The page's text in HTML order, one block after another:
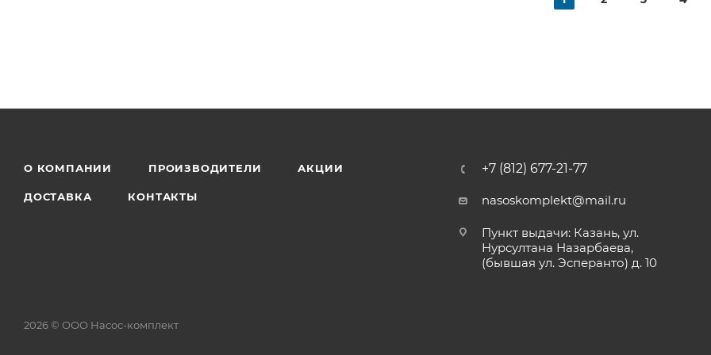
О КОМПАНИИ ПРОИЗВОДИТЕЛИ АКЦИИ
ДОСТАВКА КОНТАКТЫ
+7 (812) 677-21-77
nasoskomplekt@mail.ru
Пункт выдачи: Казань, ул.
Нурсултана Назарбаева,
(бывшая ул. Эсперанто) д. 10
2026 © ООО Насос-комплект